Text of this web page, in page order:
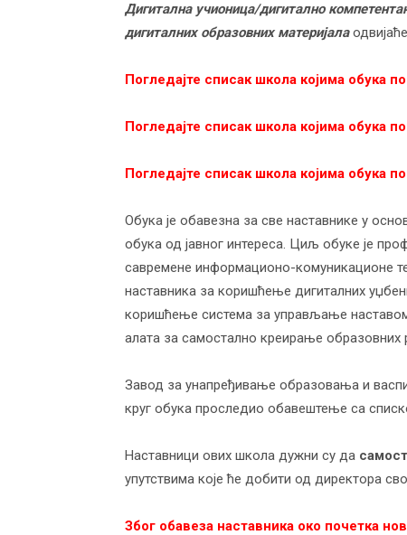
и
васпитања
Дигитална учионица/дигитално
дигиталних образовних материјала
Погледајте списак школа којима обука
Погледајте списак школа којима обука
Погледајте списак школа којима обука
Обука је обавезна за све наставнике у
обука од јавног интереса. Циљ обуке је
савремене информационо-комуникационе
наставника за коришћење дигиталних
коришћење система за управљање
алата за самостално креирање образовних
Завод за унапређивање образовања и
круг обука проследио обавештење са
Наставници ових школа дужни су да
упутствима које ће добити од директора
Због обавеза наставника око почетка